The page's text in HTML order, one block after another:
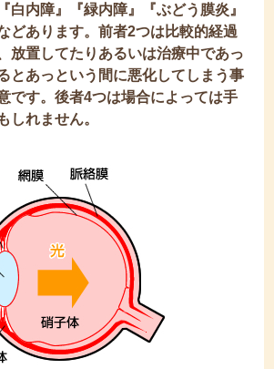
白内障』『緑内障』『ぶどう膜炎』
どあります。前者2つは比較的経過
放置してたりあるいは治療中であっ
とあっという間に悪化してしまう事
です。後者4つは場合によっては手
しれません。